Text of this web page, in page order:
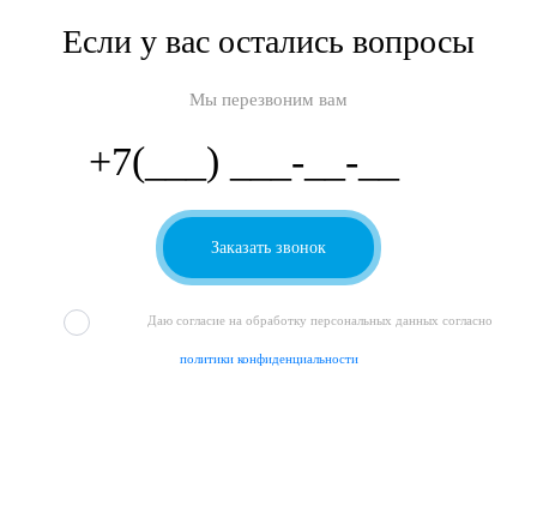
Если у вас остались вопросы
Мы перезвоним вам
Даю согласие на обработку персональных данных согласно
политики конфиденциальности